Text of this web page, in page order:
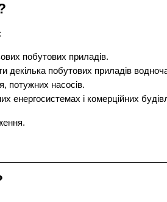
побутових приладів.
декілька побутових приладів
потужних насосів.
енергосистемах і комерційних